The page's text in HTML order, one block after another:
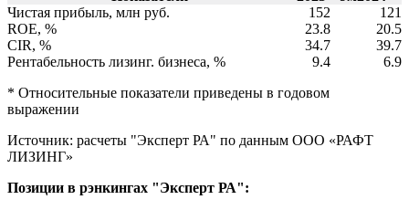
Чистая прибыль, млн руб.
152
121
ROE, %
23.8
20.5
CIR, %
34.7
39.7
Рентабельность лизинг. бизнеса, %
9.4
6.9
* Относительные показатели приведены в годовом
выражении
Источник: расчеты "Эксперт РА" по данным ООО «РАФТ
ЛИЗИНГ»
Позиции в рэнкингах "Эксперт РА":